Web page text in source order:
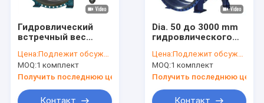
Гидровлический
встречный вес
клапан-бабочка с
DN300- 3000 mm для
проекта
гидроэлектроэнергии
Цена:Подлежит обсуждению
MOQ:1 комплект
Получить последнюю цену
Dia. 50 до 3000 mm
гидровлического
служили фланцем
клапан-бабочка для
проекта
гидроэлектроэнергии
Цена:Подлежит обсуждению
MOQ:1 комплект
Получить последнюю цену